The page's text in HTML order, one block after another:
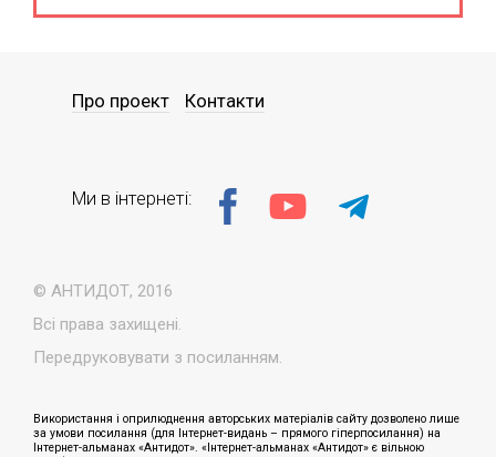
© АНТИДОТ, 2016
Всі права захищені.
Передруковувати з посиланням.
Про проект Контакти
Ми в інтернеті:
Використання і оприлюднення авторських матеріалів сайту дозволено лише
за умови посилання (для Інтернет-видань – прямого гіперпосилання) на
Інтернет-альманах «Антидот». «Інтернет-альманах «Антидот» є вільною